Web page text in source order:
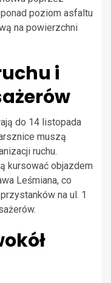
poziom asfaltu
na powierzchni
i
do 14 listopada
muszą
ruchu.
kursować objazdem
Leśmiana, co
na ul. 1